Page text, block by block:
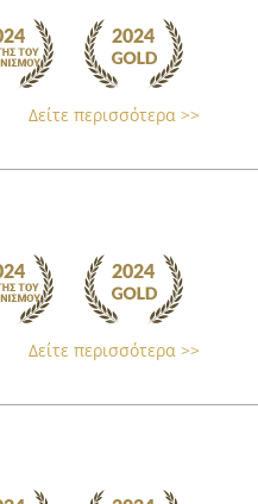
Δείτε περισσότερα >>
Δείτε περισσότερα >>